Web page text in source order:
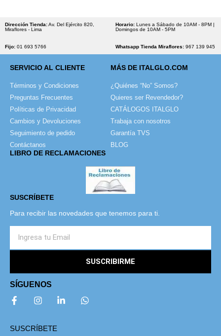
e
Dirección Tienda:Av. Del Ejército 820,
Miraflores - Lima
Fijo: 01 693 5766
Horario: Lunes a Sábado de 10AM - 8PM |
Domingos de 10AM - 5PM
Whatsapp Tienda Miraflores: 967 139 945
SERVICIO AL CLIENTE
Términos y Condiciones
Preguntas Frecuentes
Políticas de Privacidad
Cambios y Devoluciones
Seguimiento de pedido
Contáctanos
MÁS DE ITALGLO.COM
¿Quiénes “No” Somos?
Quieres ser Revendedor?
CATÁLOGOS ITALGLO
Trabaja con nosotros
Garantía TVS
BLOG
LIBRO DE RECLAMACIONES
SUSCRÍBETE
Para recibir las novedades que tenemos para ti.
SUSCRIBIRME
SÍGUENOS
SUSCRÍBETE